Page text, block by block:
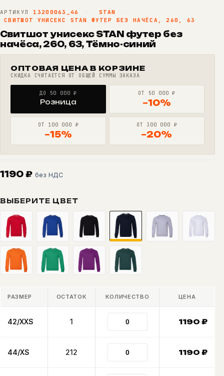
АРТИКУЛ 13200063_46 · STAN
·
СВИТШОТ УНИСЕКС STAN ФУТЕР БЕЗ НАЧЁСА, 260, 63
Свитшот унисекс STAN футер без
начёса, 260, 63, Тёмно-синий
ОПТОВАЯ ЦЕНА В КОРЗИНЕ
СКИДКА СЧИТАЕТСЯ ОТ ОБЩЕЙ СУММЫ ЗАКАЗА
ДО 50 000 ₽
Розница
ОТ 50 000 ₽
−10%
ОТ 100 000 ₽
−15%
ОТ 300 000 ₽
−20%
1190 ₽ без НДС
ВЫБЕРИТЕ ЦВЕТ
РАЗМЕР ОСТАТОК КОЛИЧЕСТВО ЦЕНА
42/XXS 1 1190 ₽
44/XS 212 1190 ₽